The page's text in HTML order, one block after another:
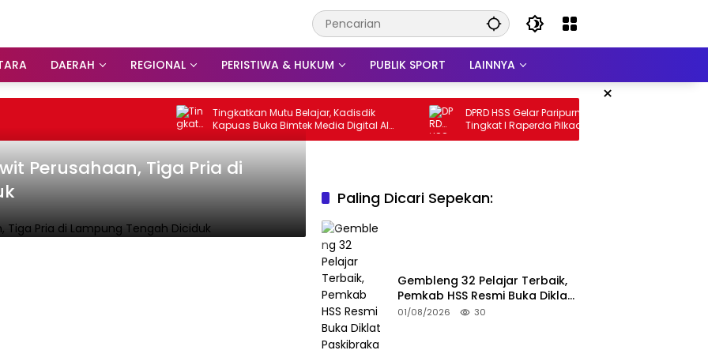
DAERAH REGIONAL PERISTIWA & HUKUM PUBLIK SPORT LAINNYA
×
Tingkatkan Mutu Belajar, Kadisdik
Kapuas Buka Bimtek Media Digital AI
untuk Guru PAI
DPRD HSS Gelar Paripurna Pembicaraan
Tingkat I Raperda Pilkades
Perusahaan, Tiga Pria di
Paling Dicari Sepekan:
Gembleng 32 Pelajar Terbaik,
Pemkab HSS Resmi Buka Diklat
Paskibraka 2026
01/08/2026 30